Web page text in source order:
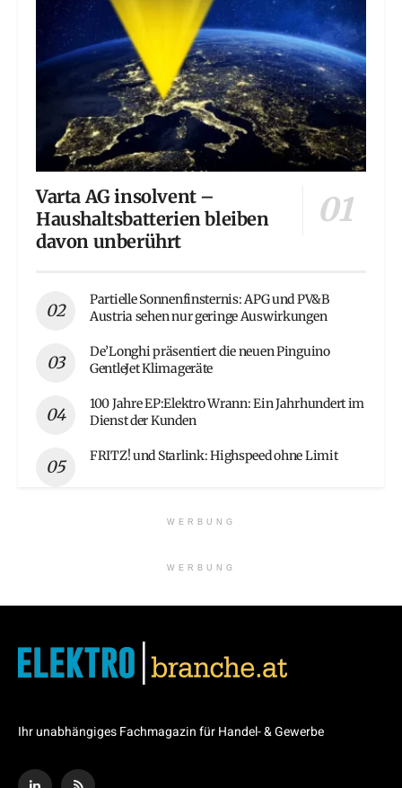
Varta AG insolvent –
Haushaltsbatterien bleiben
davon unberührt
Partielle Sonnenfinsternis: APG und PV&B
Austria sehen nur geringe Auswirkungen
De’Longhi präsentiert die neuen Pinguino
GentleJet Klimageräte
100 Jahre EP:Elektro Wrann: Ein Jahrhundert im
Dienst der Kunden
FRITZ! und Starlink: Highspeed ohne Limit
WERBUNG
WERBUNG
Ihr unabhängiges Fachmagazin für Handel- & Gewerbe